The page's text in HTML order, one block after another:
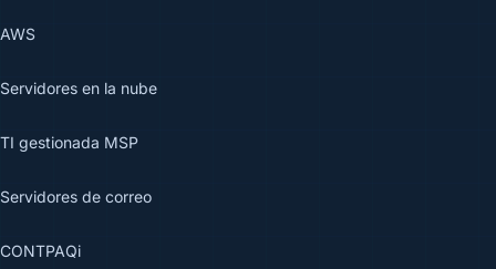
AWS
Servidores en la nube
TI gestionada MSP
Servidores de correo
CONTPAQi